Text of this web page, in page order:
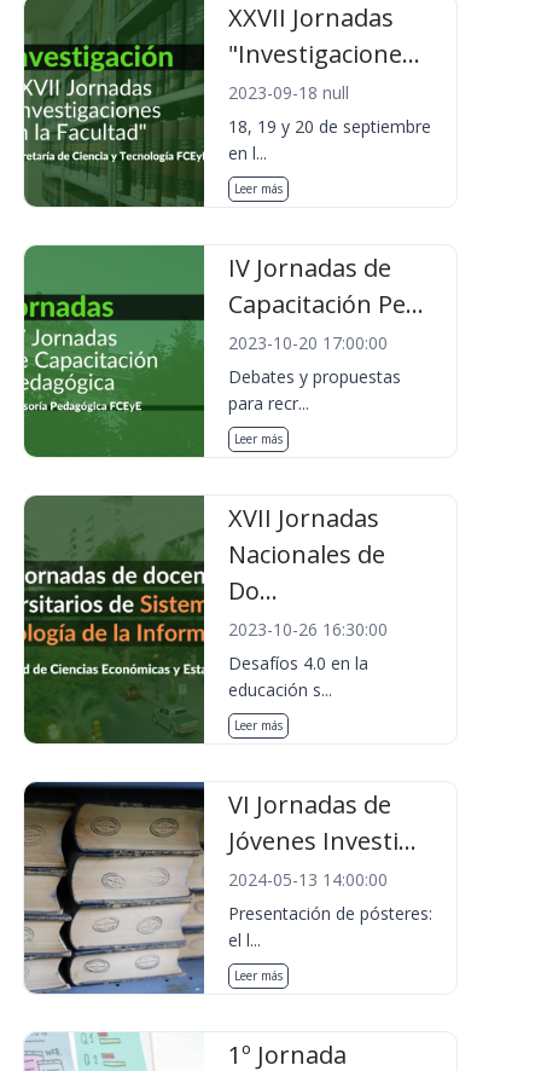
XXVII Jornadas
"Investigacione...
2023-09-18 null
18, 19 y 20 de septiembre
en l...
Leer más
IV Jornadas de
Capacitación Pe...
2023-10-20 17:00:00
Debates y propuestas
para recr...
Leer más
XVII Jornadas
Nacionales de
Do...
2023-10-26 16:30:00
Desafíos 4.0 en la
educación s...
Leer más
VI Jornadas de
Jóvenes Investi...
2024-05-13 14:00:00
Presentación de pósteres:
el l...
Leer más
1º Jornada